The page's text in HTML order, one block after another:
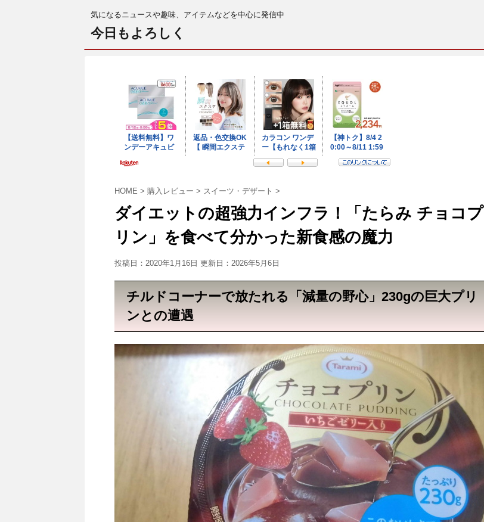
気になるニュースや趣味、アイテムなどを中心に発信中
今日もよろしく
HOME > 購入レビュー > スイーツ・デザート >
ダイエットの超強力インフラ！「たらみ チョコプ
リン」を食べて分かった新食感の魔力
投稿日：2020年1月16日 更新日： 2026年5月6日
チルドコーナーで放たれる「減量の野心」230gの巨大プリ
ンとの遭遇